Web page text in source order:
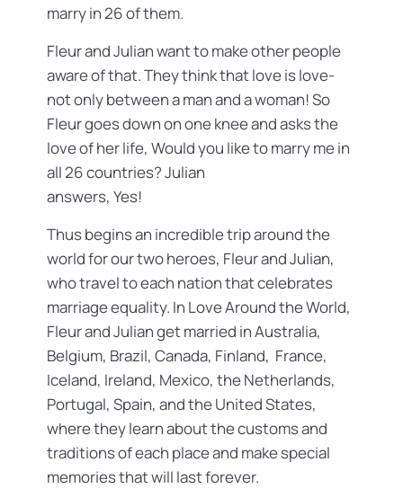
marry in 26 of them.
Fleur and Julian want to make other people
aware of that. They think that love is love-
not only between a man and a woman! So
Fleur goes down on one knee and asks the
love of her life, Would you like to marry me in
all 26 countries? Julian
answers, Yes!
Thus begins an incredible trip around the
world for our two heroes, Fleur and Julian,
who travel to each nation that celebrates
marriage equality. In Love Around the World,
Fleur and Julian get married in Australia,
Belgium, Brazil, Canada, Finland, France,
Iceland, Ireland, Mexico, the Netherlands,
Portugal, Spain, and the United States,
where they learn about the customs and
traditions of each place and make special
memories that will last forever.